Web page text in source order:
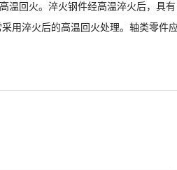
回火。淬火钢件经高温淬火后，具
用淬火后的高温回火处理。轴类零件应